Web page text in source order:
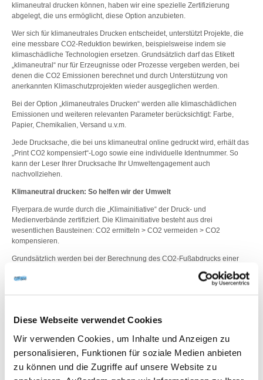
Diese Webseite verwendet Cookies
Wir verwenden Cookies, um Inhalte und Anzeigen zu
personalisieren, Funktionen für soziale Medien anbieten
zu können und die Zugriffe auf unsere Website zu
klimaneutral drucken können, haben wir eine spezielle Zertifizierung
abgelegt, die uns ermöglicht, diese Option anzubieten.
Wer sich für klimaneutrales Drucken entscheidet, unterstützt Projekte, die
eine messbare CO2-Reduktion bewirken, beispielsweise indem sie
klimaschädliche Technologien ersetzen. Grundsätzlich darf das Etikett
„klimaneutral“ nur für Erzeugnisse oder Prozesse vergeben werden, bei
denen die CO2 Emissionen berechnet und durch Unterstützung von
anerkannten Klimaschutzprojekten wieder ausgeglichen werden.
Bei der Option „klimaneutrales Drucken“ werden alle klimaschädlichen
Emissionen und weiteren relevanten Parameter berücksichtigt: Farbe,
Papier, Chemikalien, Versand u.v.m.
Jede Drucksache, die bei uns klimaneutral online gedruckt wird, erhält das
„Print CO2 kompensiert“-Logo sowie eine individuelle Identnummer. So
kann der Leser Ihrer Drucksache Ihr Umweltengagement auch
nachvollziehen.
Klimaneutral drucken: So helfen wir der Umwelt
Flyerpara.de wurde durch die „Klimainitiative“ der Druck- und
Medienverbände zertifiziert. Die Klimainitiative besteht aus drei
wesentlichen Bausteinen: CO2 ermitteln > CO2 vermeiden > CO2
kompensieren.
Grundsätzlich werden bei der Berechnung des CO2-Fußabdrucks einer
beispielsweise alle verwendeten Materialien, ihre Anlieferung, der
aussagekräftige Durchschnitts-Emissionswerte für jedes einzelne Produkt
Emissionen eines Druckauftrages sowie die daraus resultierenden Kosten
einfach und sicher berechnen.
Jeder Betrieb, der sich von der Klimainitiative der Druck- und